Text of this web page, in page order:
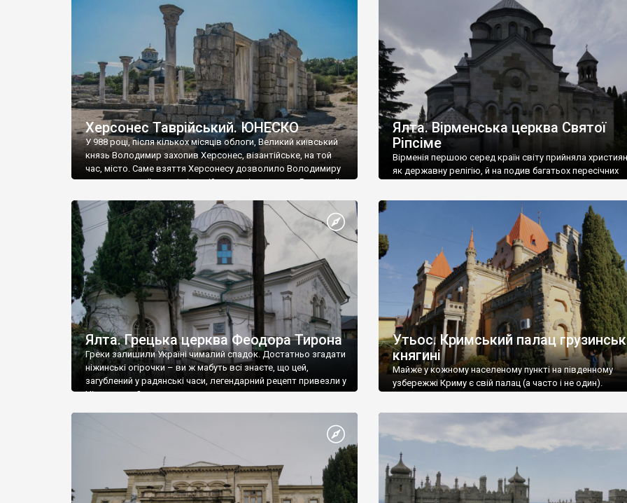
візантійської доби. Раритети викрадені з фондів об’єкту
культурної спадщини ЮНЕСКО «Херсонеса Таврійського».
Офіційно – на виставку «Золото Візантії», але експерти та
влада в Україні вважають це лише […]
називаються «повстяками» (postaki)…” “Вино. Крим
виробляє відмінне вино і його вдосталь: воно все
легке біле і дуже […]
Херсонес Таврійський. ЮНЕСКО
У 988 році, після кількох місяців облоги, Великий київський
князь Володимир захопив Херсонес, візантійське, на той
час, місто. Саме взяття Херсонесу дозволило Володимиру
диктувати свої умови візантійському імператору Василю ІІ,
Херсонесі Володимир-язичник, став Василем-
християнином. А потім було Хрещення Русі. На честь
Херсонесу Таврійського названо місто […]
Ялта. Вірменська церква Святої
Ріпсіме
Вірменія першою серед країн світу прийняла
як державну релігію, й на подив багатьох пересічних
Ялта. Грецька церква Феодора Тирона
Греки залишили Україні чималий спадок. Достатньо згадати
ніжинські огірочки – ви ж мабуть всі знаєте, що цей,
загублений у радянські часи, легендарний рецепт привезли у
Ніжин греки?
Утьос. Кримський палац
княгині
Майже у кожному населеному пункті на південному
узбережжі Криму є свій палац (а часто і не один).